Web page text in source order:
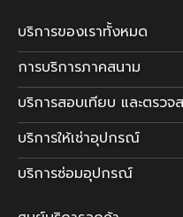
บริการของเราทั้งหมด
การบริการภาคสนาม
บริการสอบเทียบ และตรวจ
บริการให้เช่าอุปกรณ์
บริการซ่อมอุปกรณ์